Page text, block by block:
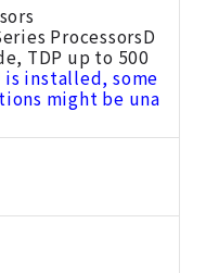
ProcessorsD
TDP up to 500
is installed, some
might be una